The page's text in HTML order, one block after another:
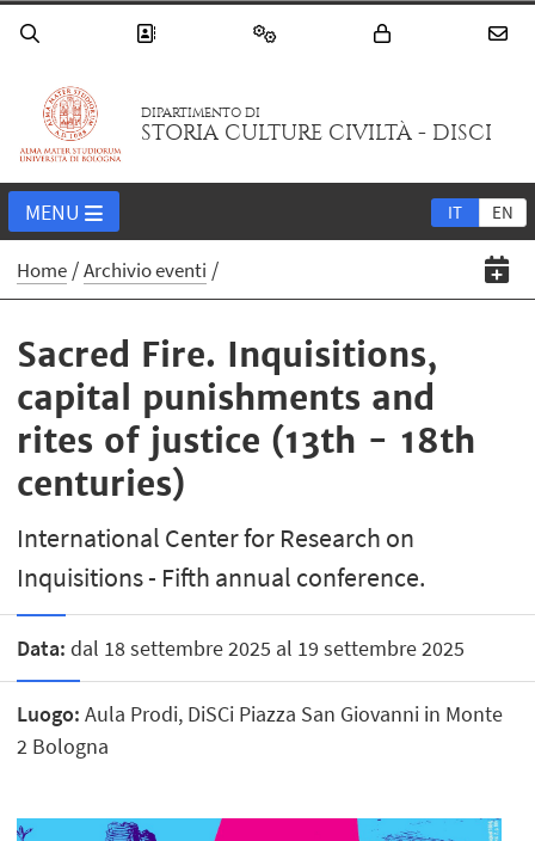
DIPARTIMENTO DI
STORIA CULTURE CIVILTÀ - DISCI
IT EN
MENU
Home Archivio eventi
Sacred Fire. Inquisitions,
capital punishments and
rites of justice (13th - 18th
centuries)
International Center for Research on
Inquisitions - Fifth annual conference.
Data: dal 18 settembre 2025 al 19 settembre 2025
Luogo: Aula Prodi, DiSCi Piazza San Giovanni in Monte
2 Bologna